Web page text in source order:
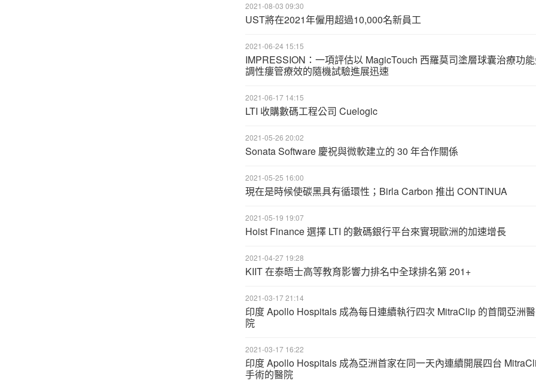
2021-08-03 09:30
UST將在2021年僱用超過10,000名新員工
2021-06-24 15:15
IMPRESSION：一項評估以 MagicTouch 西羅莫司塗層球囊治療功
調性瘻管療效的隨機試驗進展迅速
2021-06-17 14:15
LTI 收購數碼工程公司 Cuelogic
2021-05-26 20:02
Sonata Software 慶祝與微軟建立的 30 年合作關係
2021-05-25 16:00
現在是時候使碳黑具有循環性；Birla Carbon 推出 CONTINUA
2021-05-19 19:07
Hoist Finance 選擇 LTI 的數碼銀行平台來實現歐洲的加速增長
2021-04-27 19:28
KIIT 在泰晤士高等教育影響力排名中全球排名第 201+
2021-03-17 21:14
印度 Apollo Hospitals 成為每日連續執行四次 MitraClip 的首間亞洲醫
院
2021-03-17 16:22
印度 Apollo Hospitals 成為亞洲首家在同一天內連續開展四台
手術的醫院